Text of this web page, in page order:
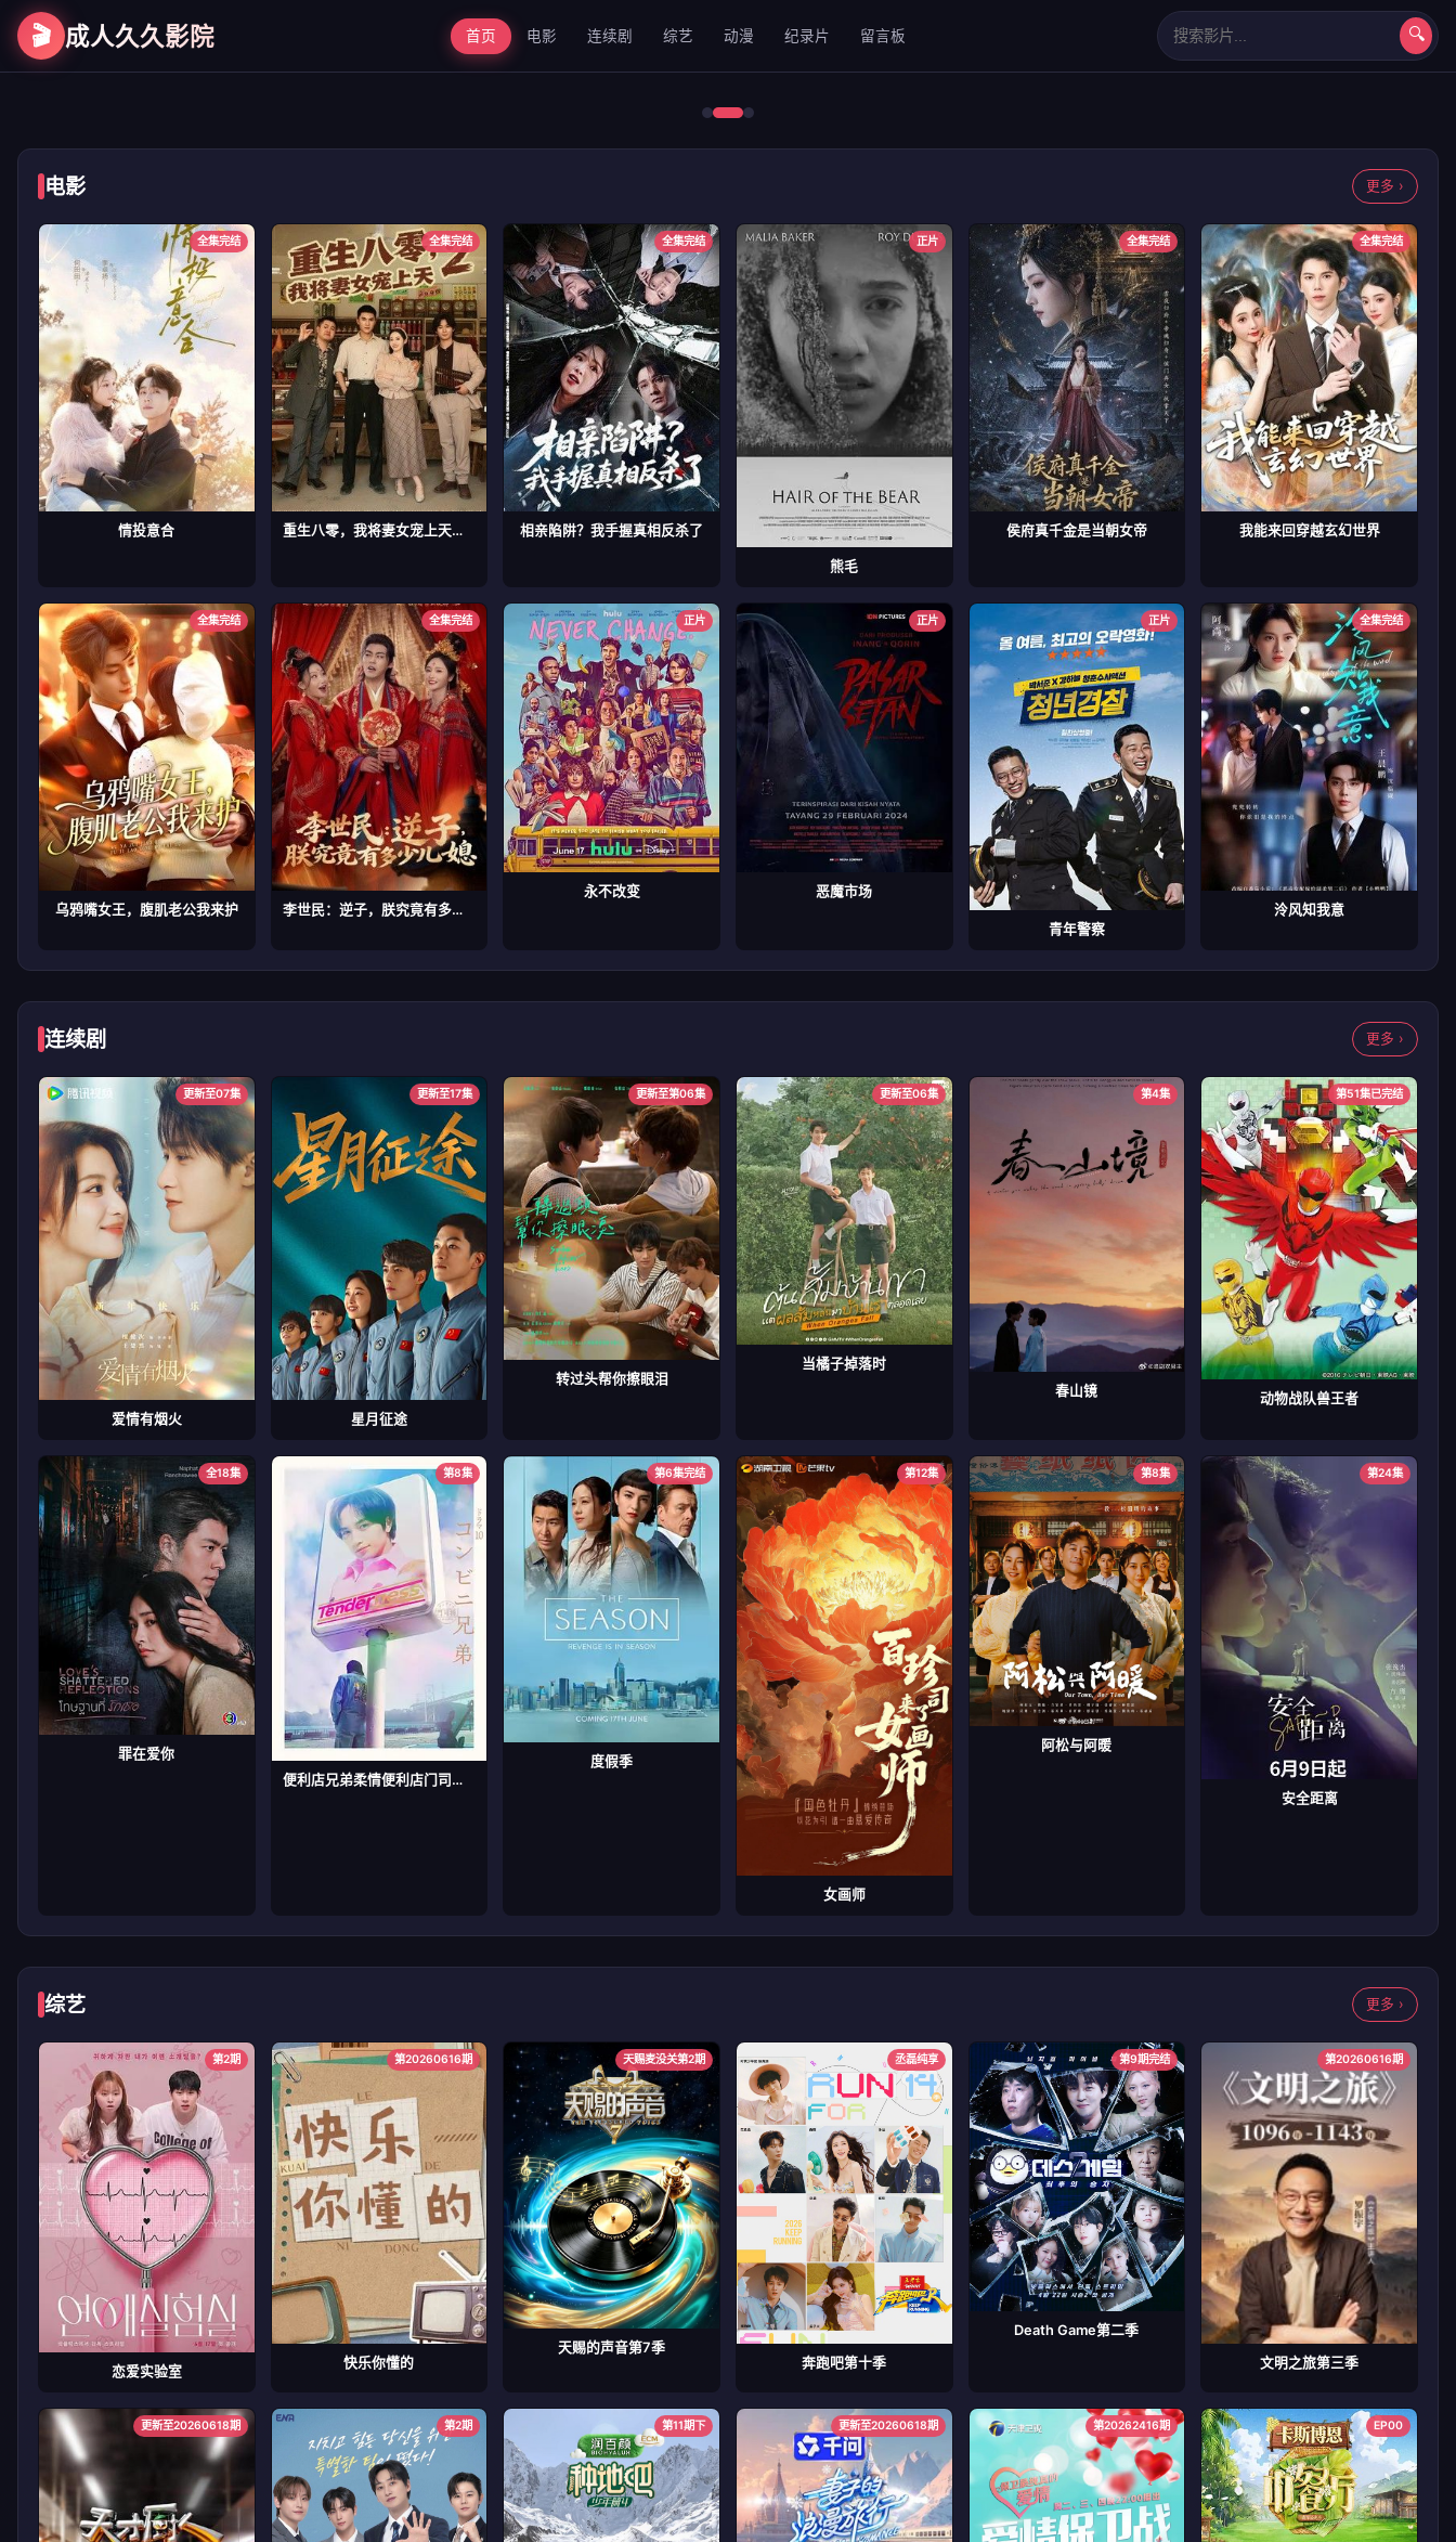
🎬 成人久久影院 首页 电影 连续剧 综艺 动漫 纪录片 留言板 🔍
第二次初见 错位2024
电影 更多 ›
全集完结
情投意合
全集完结
重生八零，我将妻女宠上天第二部
全集完结
相亲陷阱？我手握真相反杀了
正片
熊毛
全集完结
侯府真千金是当朝女帝
全集完结
我能来回穿越玄幻世界
全集完结
乌鸦嘴女王，腹肌老公我来护
全集完结
李世民：逆子，朕究竟有多少儿媳
正片
永不改变
正片
恶魔市场
正片
青年警察
全集完结
泠风知我意
连续剧 更多 ›
更新至07集
爱情有烟火
更新至17集
星月征途
更新至第06集
转过头帮你擦眼泪
更新至06集
当橘子掉落时
第4集
春山镜
第51集已完结
动物战队兽王者
全18集
罪在爱你
第8集
便利店兄弟柔情便利店门司港小金村门市
第6集完结
度假季
第12集
女画师
第8集
阿松与阿暖
第24集
安全距离
综艺 更多 ›
第2期
恋爱实验室
第20260616期
快乐你懂的
天赐麦没关第2期
天赐的声音第7季
丞磊纯享
奔跑吧第十季
第9期完结
Death Game第二季
第20260616期
文明之旅第三季
更新至20260618期 第2期 第11期下 更新至20260618期 第20262416期 EP00